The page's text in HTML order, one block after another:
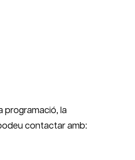
programació, la
contactar amb: